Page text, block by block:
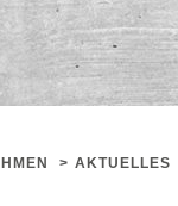
> AKTUELLES